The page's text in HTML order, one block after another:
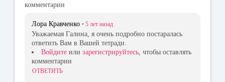
комментарии
Лора Кравченко • 5 лет назад
Уважаемая Галина, я очень подробно постаралась
ответить Вам в Вашей тетради.
Войдите или зарегистрируйтесь, чтобы оставлять
комментарии
ОТВЕТИТЬ